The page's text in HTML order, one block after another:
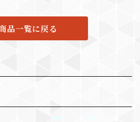
品一覧に戻る